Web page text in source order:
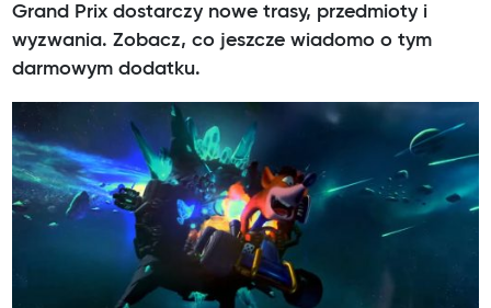
Grand Prix dostarczy nowe trasy, przedmioty i
wyzwania. Zobacz, co jeszcze wiadomo o tym
darmowym dodatku.